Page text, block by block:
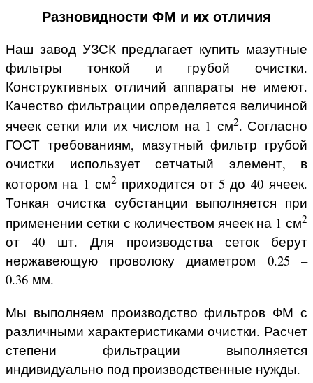
Разновидности ФМ и их отличия
Наш завод УЗСК предлагает купить мазутные
фильтры тонкой и грубой очистки.
Конструктивных отличий аппараты не имеют.
Качество фильтрации определяется величиной
ячеек сетки или их числом на 1 см2. Согласно
ГОСТ требованиям, мазутный фильтр грубой
очистки использует сетчатый элемент, в
котором на 1 см2 приходится от 5 до 40 ячеек.
Тонкая очистка субстанции выполняется при
применении сетки с количеством ячеек на 1 см2
от 40 шт. Для производства сеток берут
нержавеющую проволоку диаметром 0.25 –
0.36 мм.
Мы выполняем производство фильтров ФМ с
различными характеристиками очистки. Расчет
степени фильтрации выполняется
индивидуально под производственные нужды.